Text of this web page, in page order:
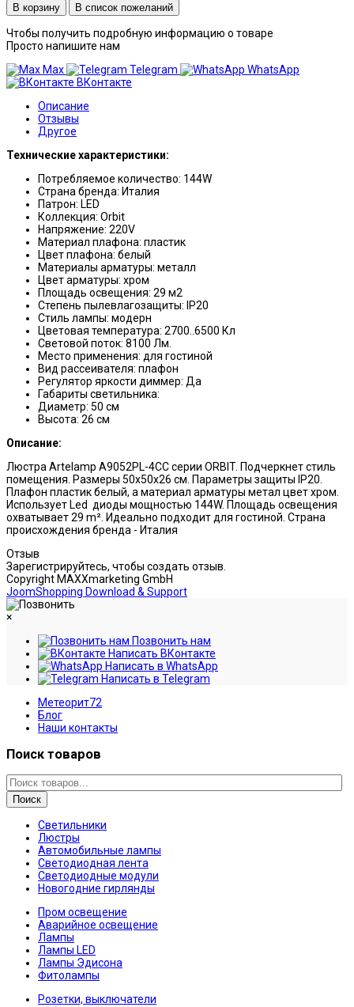
В список пожеланий
Чтобы получить подробную информацию о товаре
Просто напишите нам
Max
Telegram
WhatsApp
ВКонтакте
Описание
Отзывы
Другое
Технические характеристики:
Потребляемое количество: 144W
Страна бренда: Италия
Патрон: LED
Коллекция: Orbit
Напряжение: 220V
Материал плафона: пластик
Цвет плафона: белый
Материалы арматуры: металл
Цвет арматуры: хром
Площадь освещения: 29 м2
Степень пылевлагозащиты: IP20
Стиль лампы: модерн
Цветовая температура: 2700..6500 Кл
Световой поток: 8100 Лм.
Место применения: для гостиной
Вид рассеивателя: плафон
Регулятор яркости диммер: Да
Габариты светильника:
Диаметр: 50 см
Высота: 26 см
Описание:
Люстра Artelamp A9052PL-4CC серии ORBIT. Подчеркнет стиль
помещения. Размеры 50x50x26 см. Параметры защиты IP20.
Плафон пластик белый, а материал арматуры метал цвет хром.
Использует Led диоды мощностью 144W. Площадь освещения
охватывает 29 m². Идеально подходит для гостиной. Страна
происхождения бренда - Италия
Отзыв
Зарегистрируйтесь, чтобы создать отзыв.
Copyright MAXXmarketing GmbH
JoomShopping Download & Support
×
Позвонить нам
Написать ВКонтакте
Написать в WhatsApp
Написать в Telegram
Метеорит72
Блог
Наши контакты
Поиск товаров
Поиск
Светильники
Люстры
Автомобильные лампы
Светодиодная лента
Светодиодные модули
Новогодние гирлянды
Пром освещение
Аварийное освещение
Лампы
Лампы LED
Лампы Эдисона
Фитолампы
Розетки, выключатели